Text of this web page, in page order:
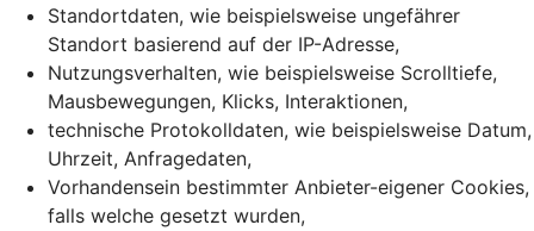
Standortdaten, wie beispielsweise ungefährer
Standort basierend auf der IP-Adresse,
Nutzungsverhalten, wie beispielsweise Scrolltiefe,
Mausbewegungen, Klicks, Interaktionen,
technische Protokolldaten, wie beispielsweise Datum,
Uhrzeit, Anfragedaten,
Vorhandensein bestimmter Anbieter-eigener Cookies,
falls welche gesetzt wurden,